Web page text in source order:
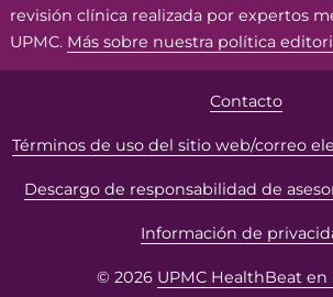
revisión clínica realizada por expertos
UPMC. Más sobre nuestra política
Contacto
Términos de uso del sitio web/correo
Descargo de responsabilidad de
Información de
© 2026 UPMC HealthBeat en